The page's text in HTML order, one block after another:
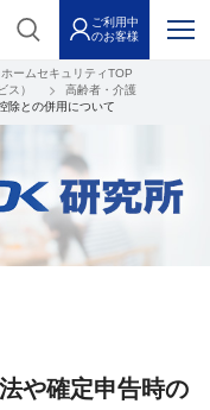
ご利用中
のお客様
ホームセキュリティTOP
ス）
高齢者・介護
除との併用について
や確定申告時の